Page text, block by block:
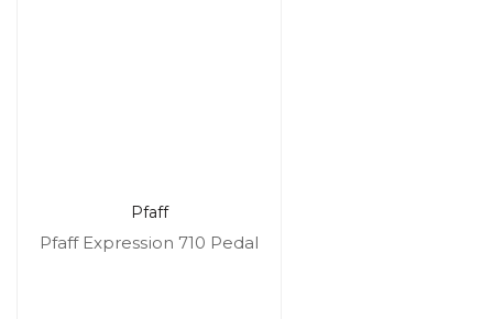
Pfaff
Pfaff Expression 710 Pedal